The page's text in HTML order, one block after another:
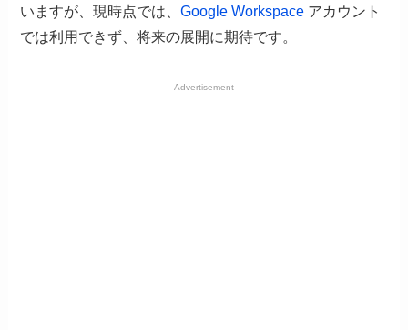
いますが、現時点では、Google Workspace アカウント
では利用できず、将来の展開に期待です。
Advertisement